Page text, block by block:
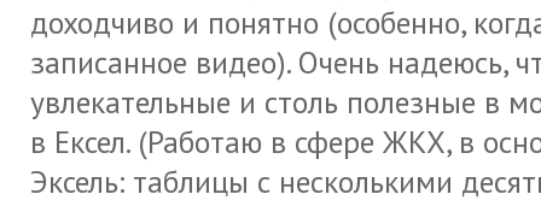
доходчиво и понятно (особенно,
записанное видео). Очень надеюсь,
увлекательные и столь полезные в
в Ексел. (Работаю в сфере ЖКХ, в
Эксель: таблицы с несколькими